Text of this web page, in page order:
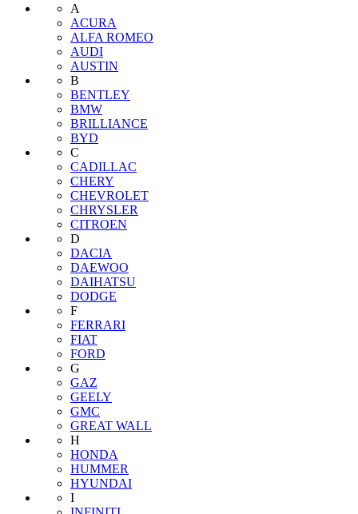
A
ACURA
ALFA ROMEO
AUDI
AUSTIN
B
BENTLEY
BMW
BRILLIANCE
BYD
C
CADILLAC
CHERY
CHEVROLET
CHRYSLER
CITROEN
D
DACIA
DAEWOO
DAIHATSU
DODGE
F
FERRARI
FIAT
FORD
G
GAZ
GEELY
GMC
GREAT WALL
H
HONDA
HUMMER
HYUNDAI
I